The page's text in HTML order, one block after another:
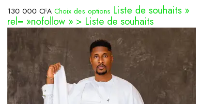
130 000 CFA Choix des options Liste de souhaits »
rel= »nofollow » > Liste de souhaits